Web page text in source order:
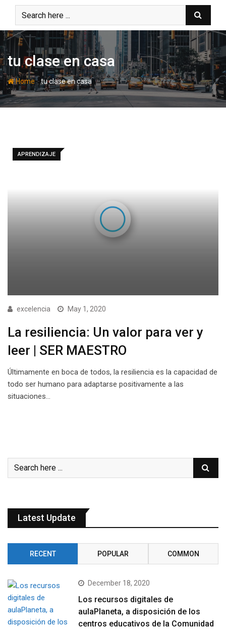
content
tu clase en casa
Home-tu clase en casa
APRENDIZAJE
excelencia May 1, 2020
La resiliencia: Un valor para ver y
leer | SER MAESTRO
Últimamente en boca de todos, la resiliencia es la capacidad de
todo ser humano para adaptarse positivamente a las
situaciones…
Latest Update
RECENT POPULAR COMMON
December 18, 2020
Los recursos digitales de
aulaPlaneta, a disposición de los
centros educativos de la Comunidad